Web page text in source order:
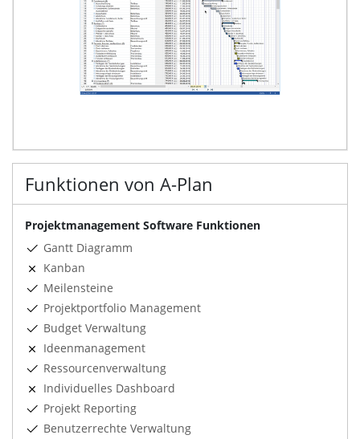
Funktionen von A-Plan
Projektmanagement Software Funktionen
Gantt Diagramm
Kanban
Meilensteine
Projektportfolio Management
Budget Verwaltung
Ideenmanagement
Ressourcenverwaltung
Individuelles Dashboard
Projekt Reporting
Benutzerrechte Verwaltung